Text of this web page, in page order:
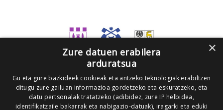
×
Zure datuen erabilera
arduratsua
Gu eta gure bazkideek cookieak eta antzeko teknologiak erabiltzen
ditugu zure gailuan informazioa gordetzeko eta eskuratzeko, eta
datu pertsonalak tratatzeko (adibidez, zure IP helbidea,
identifikatzaile bakarrak eta nabigazio-datuak), iragarki eta eduki